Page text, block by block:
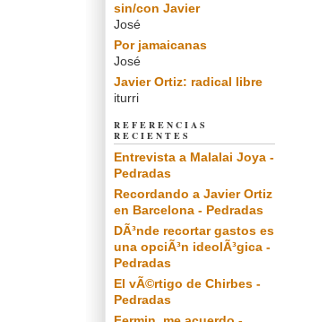
sin/con Javier
José
Por jamaicanas
José
Javier Ortiz: radical libre
iturri
REFERENCIAS
RECIENTES
Entrevista a Malalai Joya -
Pedradas
Recordando a Javier Ortiz
en Barcelona - Pedradas
DÃ³nde recortar gastos es
una opciÃ³n ideolÃ³gica -
Pedradas
El vÃ©rtigo de Chirbes -
Pedradas